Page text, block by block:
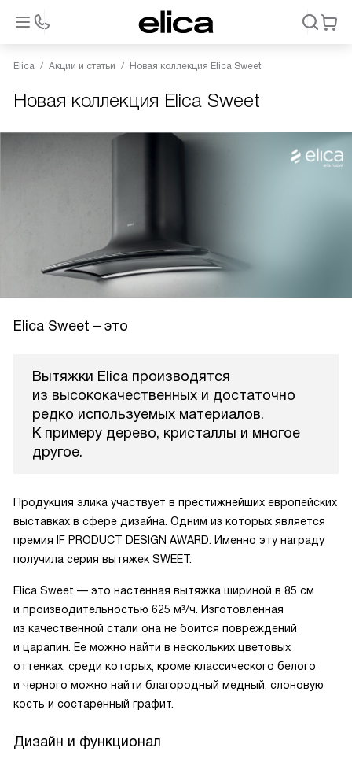
Elica Акции и статьи Новая коллекция Elica Sweet
Новая коллекция Elica Sweet
Elica Sweet – это
Вытяжки Elica производятся
из высококачественных и достаточно
редко используемых материалов.
К примеру дерево, кристаллы и многое
другое.
Продукция элика участвует в престижнейших европейских
выставках в сфере дизайна. Одним из которых является
премия IF PRODUCT DESIGN AWARD. Именно эту награду
получила серия вытяжек SWEET.
Elica Sweet — это настенная вытяжка шириной в 85 см
и производительностью 625 м³/ч. Изготовленная
из качественной стали она не боится повреждений
и царапин. Ее можно найти в нескольких цветовых
оттенках, среди которых, кроме классического белого
и черного можно найти благородный медный, слоновую
кость и состаренный графит.
Дизайн и функционал